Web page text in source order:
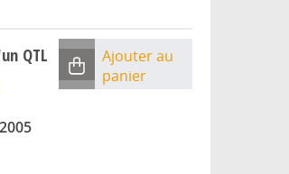
QTL
2005
Ajouter au
panier